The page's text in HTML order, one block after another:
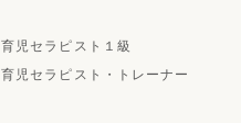
育児セラピスト１級
育児セラピスト・トレーナー